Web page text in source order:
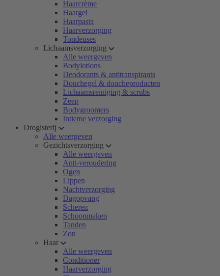
Haarcrème
Haargel
Haarpasta
Haarverzorging
Tondeuses
Lichaamsverzorging
Alle weergeven
Bodylotions
Deodorants & antitranspirants
Douchegel & doucheproducten
Lichaamsreiniging & scrubs
Zeep
Bodygroomers
Intieme verzorging
Drogisterij
Alle weergeven
Gezichtsverzorging
Alle weergeven
Anti-veroudering
Ogen
Lippen
Nachtverzorging
Dagopvang
Scheren
Schoonmaken
Tanden
Zon
Haar
Alle weergeven
Conditioner
Haarverzorging